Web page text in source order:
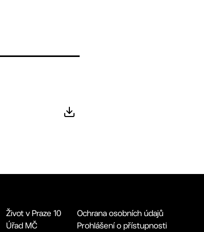
Život v Praze 10
Úřad MČ
Ochrana osobních údajů
Prohlášení o přístupnosti